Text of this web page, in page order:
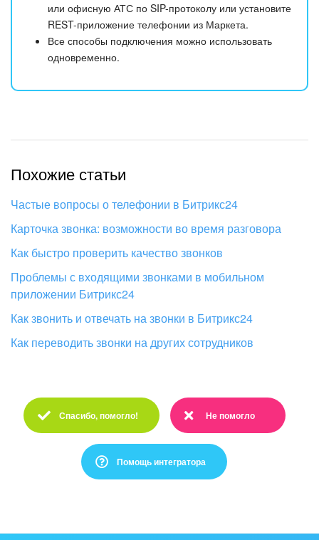
или офисную АТС по SIP-протоколу или установите
REST-приложение телефонии из Маркета.
Все способы подключения можно использовать
одновременно.
Похожие статьи
Частые вопросы о телефонии в Битрикс24
Карточка звонка: возможности во время разговора
Как быстро проверить качество звонков
Проблемы с входящими звонками в мобильном
приложении Битрикс24
Как звонить и отвечать на звонки в Битрикс24
Как переводить звонки на других сотрудников
Спасибо, помогло!
Спасибо :)
Не помогло
Очень жаль :(
Помощь интегратора